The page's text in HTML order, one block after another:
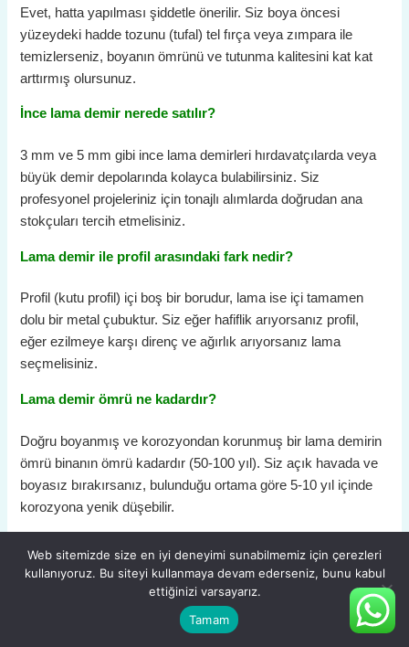
Evet, hatta yapılması şiddetle önerilir. Siz boya öncesi
yüzeydeki hadde tozunu (tufal) tel fırça veya zımpara ile
temizlerseniz, boyanın ömrünü ve tutunma kalitesini kat kat
arttırmış olursunuz.
İnce lama demir nerede satılır?
3 mm ve 5 mm gibi ince lama demirleri hırdavatçılarda veya
büyük demir depolarında kolayca bulabilirsiniz. Siz
profesyonel projeleriniz için tonajlı alımlarda doğrudan ana
stokçuları tercih etmelisiniz.
Lama demir ile profil arasındaki fark nedir?
Profil (kutu profil) içi boş bir borudur, lama ise içi tamamen
dolu bir metal çubuktur. Siz eğer hafiflik arıyorsanız profil,
eğer ezilmeye karşı direnç ve ağırlık arıyorsanız lama
seçmelisiniz.
Lama demir ömrü ne kadardır?
Doğru boyanmış ve korozyondan korunmuş bir lama demirin
ömrü binanın ömrü kadardır (50-100 yıl). Siz açık havada ve
boyasız bırakırsanız, bulunduğu ortama göre 5-10 yıl içinde
korozyona yenik düşebilir.
Nakliye maliyetlerinden dolayı İstanbul, İskenderun ve
Karabük gibi üretim merkezlerine olan mesafe fiyatı etkiler.
Siz Ankara’da alım yaparken küçük bir lojistik farkıyla
Web sitemizde size en iyi deneyimi sunabilmemiz için çerezleri
kullanıyoruz. Bu siteyi kullanmaya devam ederseniz, bunu kabul
ettiğinizi varsayarız.
Tamam